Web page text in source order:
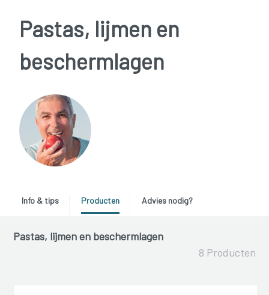
Pastas, lijmen en
beschermlagen
Info & tips Producten Advies nodig?
Pastas, lijmen en beschermlagen
8 Producten